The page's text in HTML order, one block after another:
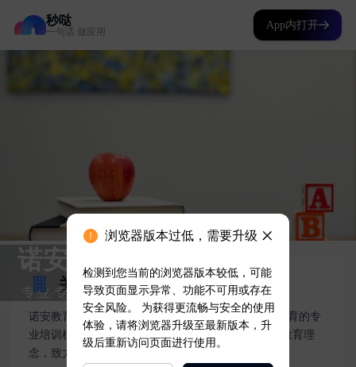
秒哒
一句话 做应用
App内打开
浏览器版本过低，需要升级
检测到您当前的浏览器版本较低，可能
导致页面显示异常、功能不可用或存在
安全风险。 为获得更流畅与安全的使用
体验，请将浏览器升级至最新版本，升
级后重新访问页面进行使用。